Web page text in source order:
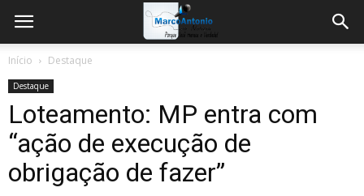
Início Destaque
Destaque
Loteamento: MP entra com
“ação de execução de
obrigação de fazer”